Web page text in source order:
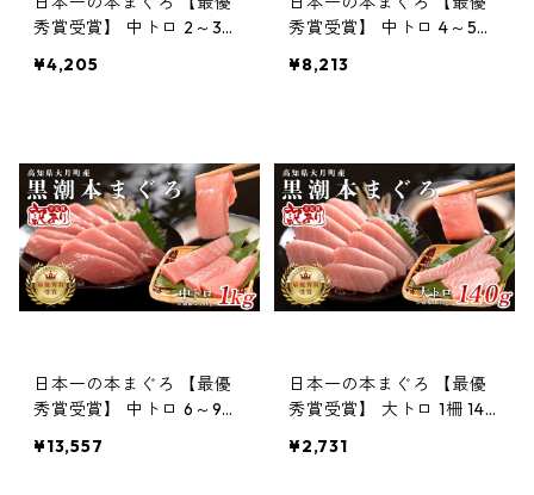
秀賞受賞】 中トロ 2～3柵
養殖 3〜4人前
¥4,205
秀賞受賞】 中トロ 4～5柵
養殖 6〜7人前
¥8,213
日本一の本まぐろ 【最優
秀賞受賞】 中トロ 6～9柵
10〜12人前
¥13,557
日本一の本まぐろ 【最優
秀賞受賞】 大トロ 1柵 140
1〜2人前
¥2,731